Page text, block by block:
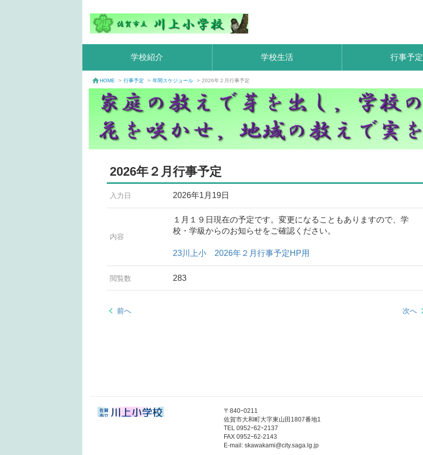
学校紹介 学校生活 行事予定
HOME > 行事予定 > 年間スケジュール > 2026年２月行事予定
2026年２月行事予定
入力日 2026年1月19日
内容
１月１９日現在の予定です。変更になることもありますので、学
校・学級からのお知らせをご確認ください。
23川上小 2026年２月行事予定HP用
閲覧数 283
前へ 次へ
〒840ｰ0211
佐賀市大和町大字東山田1807番地1
TEL 0952ｰ62ｰ2137
FAX 0952ｰ62-2143
E-mail: skawakami@city.saga.lg.jp